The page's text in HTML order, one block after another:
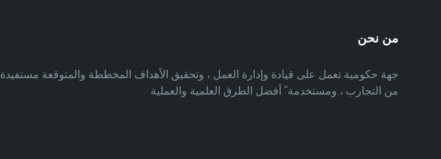
من نحن
جهة حكومية تعمل على قيادة وإدارة العمل ، وتحقيق الأهداف المخططة والمتوقعة مستفيدة
من التجارب ، ومستخدمة ً أفضل الطرق العلمية والعملية